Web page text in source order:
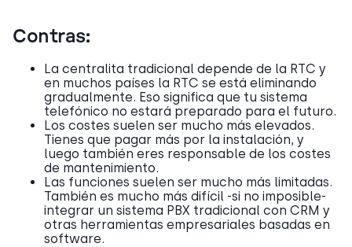
Contras:
La centralita tradicional depende de la RTC y
en muchos países la RTC se está eliminando
gradualmente. Eso significa que tu sistema
telefónico no estará preparado para el futuro.
Los costes suelen ser mucho más elevados.
Tienes que pagar más por la instalación, y
luego también eres responsable de los costes
de mantenimiento.
Las funciones suelen ser mucho más limitadas.
También es mucho más difícil -si no imposible-
integrar un sistema PBX tradicional con CRM y
otras herramientas empresariales basadas en
software.